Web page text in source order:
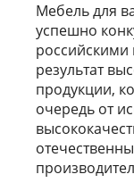
Мебель для
успешно
российскими
результат
продукции,
очередь от